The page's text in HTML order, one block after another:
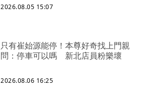
2026.08.05 15:07
只有崔始源能停！本尊好奇找上門親
問：停車可以嗎 新北店員粉樂壞
2026.08.06 16:25